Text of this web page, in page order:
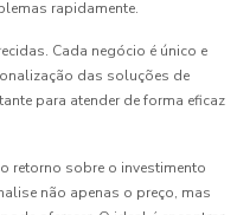
rapidamente.
Cada negócio é único e
das soluções de
para atender de forma eficaz
retorno sobre o investimento
não apenas o preço, mas